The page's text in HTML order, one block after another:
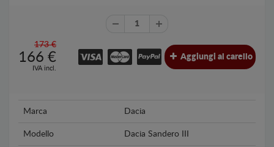
173 €
166 €
IVA incl.
Aggiungi al carello
Marca Dacia
Modello Dacia Sandero III